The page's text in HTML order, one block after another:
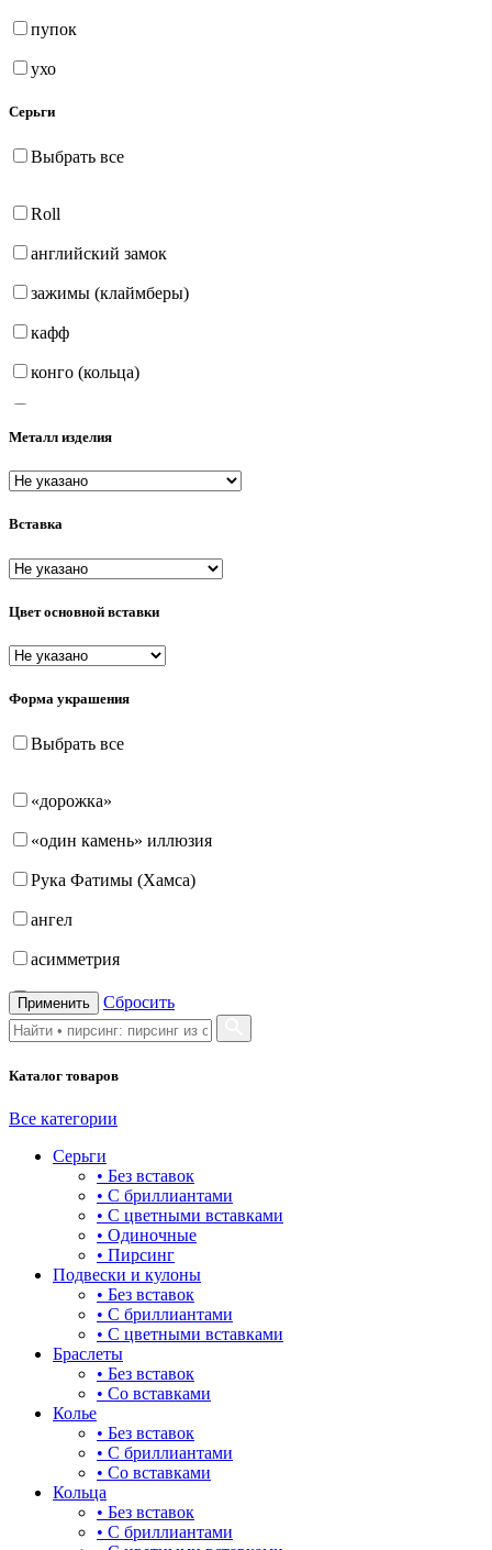
пупок
ухо
Серьги
Выбрать все
Roll
английский замок
зажимы (клаймберы)
кафф
конго (кольца)
пусеты (гвоздики)
Металл изделия
Вставка
Цвет основной вставки
Форма украшения
Выбрать все
«дорожка»
«один камень» иллюзия
Рука Фатимы (Хамса)
ангел
асимметрия
бабочка
бантик
башня
бесконечность
буквы
булавка
гвоздь
деревья
длинные
для мам
драконы и змеи
другие религии
животный мир
Применить Сбросить
Каталог товаров
Все категории
Серьги
• Без вставок
• С бриллиантами
• С цветными вставками
• Одиночные
• Пирсинг
Подвески и кулоны
• Без вставок
• С бриллиантами
• С цветными вставками
Браслеты
• Без вставок
• Со вставками
Колье
• Без вставок
• С бриллиантами
• Со вставками
Кольца
• Без вставок
• С бриллиантами